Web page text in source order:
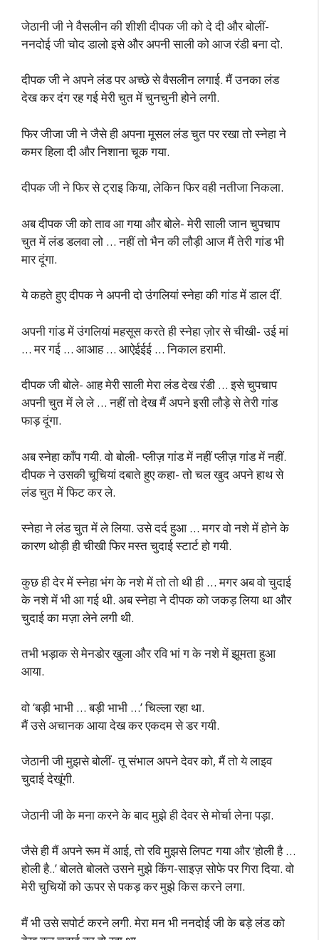
जेठानी जी ने वैसलीन की शीशी दीपक जी को दे दी और बोलीं-
ननदोई जी चोद डालो इसे और अपनी साली को आज रंडी बना दो.
दीपक जी ने अपने लंड पर अच्छे से वैसलीन लगाई. मैं उनका लंड
देख कर दंग रह गई मेरी चुत में चुनचुनी होने लगी.
फिर जीजा जी ने जैसे ही अपना मूसल लंड चुत पर रखा तो स्नेहा ने
कमर हिला दी और निशाना चूक गया.
दीपक जी ने फिर से ट्राइ किया, लेकिन फिर वही नतीजा निकला.
अब दीपक जी को ताव आ गया और बोले- मेरी साली जान चुपचाप
चुत में लंड डलवा लो … नहीं तो भैन की लौड़ी आज मैं तेरी गांड भी
मार दूंगा.
ये कहते हुए दीपक ने अपनी दो उंगलियां स्नेहा की गांड में डाल दीं.
अपनी गांड में उंगलियां महसूस करते ही स्नेहा ज़ोर से चीखी- उई मां
… मर गई … आआह … आऐईईई … निकाल हरामी.
दीपक जी बोले- आह मेरी साली मेरा लंड देख रंडी … इसे चुपचाप
अपनी चुत में ले ले … नहीं तो देख मैं अपने इसी लौड़े से तेरी गांड
फाड़ दूंगा.
अब स्नेहा काँप गयी. वो बोली- प्लीज़ गांड में नहीं प्लीज़ गांड में नहीं.
दीपक ने उसकी चूचियां दबाते हुए कहा- तो चल खुद अपने हाथ से
लंड चुत में फिट कर ले.
स्नेहा ने लंड चुत में ले लिया. उसे दर्द हुआ … मगर वो नशे में होने के
कारण थोड़ी ही चीखी फिर मस्त चुदाई स्टार्ट हो गयी.
कुछ ही देर में स्नेहा भंग के नशे में तो तो थी ही … मगर अब वो चुदाई
के नशे में भी आ गई थी. अब स्नेहा ने दीपक को जकड़ लिया था और
चुदाई का मज़ा लेने लगी थी.
तभी भड़ाक से मेनडोर खुला और रवि भां ग के नशे में झूमता हुआ
आया.
वो ‘बड़ी भाभी … बड़ी भाभी …’ चिल्ला रहा था.
मैं उसे अचानक आया देख कर एकदम से डर गयी.
जेठानी जी मुझसे बोलीं- तू संभाल अपने देवर को, मैं तो ये लाइव
चुदाई देखूंगी.
जेठानी जी के मना करने के बाद मुझे ही देवर से मोर्चा लेना पड़ा.
जैसे ही मैं अपने रूम में आई, तो रवि मुझसे लिपट गया और ‘होली है …
होली है..’ बोलते बोलते उसने मुझे किंग-साइज़ सोफे पर गिरा दिया. वो
मेरी चुचियों को ऊपर से पकड़ कर मुझे किस करने लगा.
मैं भी उसे सपोर्ट करने लगी. मेरा मन भी ननदोई जी के बड़े लंड को